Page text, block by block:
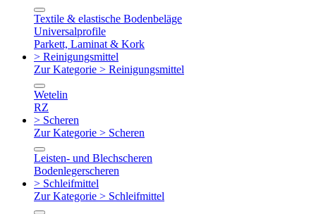
Textile & elastische Bodenbeläge
Universalprofile
Parkett, Laminat & Kork
> Reinigungsmittel
Zur Kategorie > Reinigungsmittel
Wetelin
RZ
> Scheren
Zur Kategorie > Scheren
Leisten- und Blechscheren
Bodenlegerscheren
> Schleifmittel
Zur Kategorie > Schleifmittel